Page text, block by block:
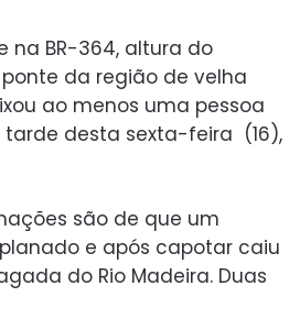
na BR-364, altura do
da região de velha
ao menos uma pessoa
desta sexta-feira (16),
são de que um
e após capotar caiu
do Rio Madeira. Duas